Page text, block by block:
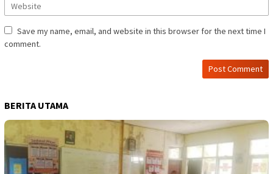
Save my name, email, and website in this browser for the next time I
comment.
BERITA UTAMA